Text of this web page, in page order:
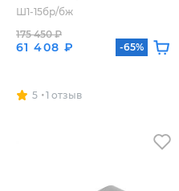
Ш1-15бр/бж
61 408 ₽
175 450 ₽
-65%
5 1 отзыв